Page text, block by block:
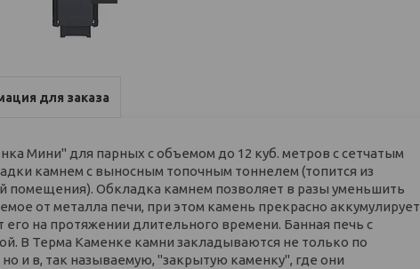
для заказа
Мини" для парных с объемом до 12 куб. метров с сетчатым
камнем с выносным топочным тоннелем (топится из
помещения). Обкладка камнем позволяет в разы уменьшить
от металла печи, при этом камень прекрасно аккумулирует
его на протяжении длительного времени. Банная печь с
В Терма Каменке камни закладываются не только по
и в, так называемую, "закрытую каменку", где они